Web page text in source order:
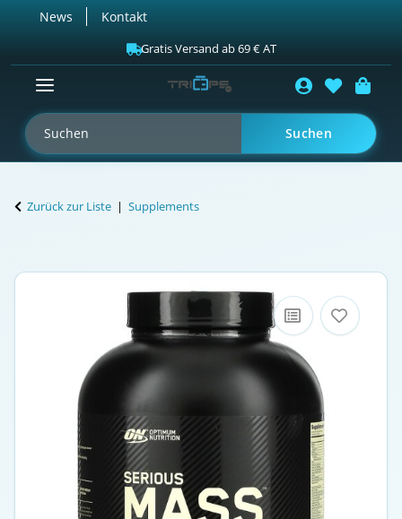
News Kontakt
Gratis Versand ab 69 € AT
Suchen
Zurück zur Liste Supplements